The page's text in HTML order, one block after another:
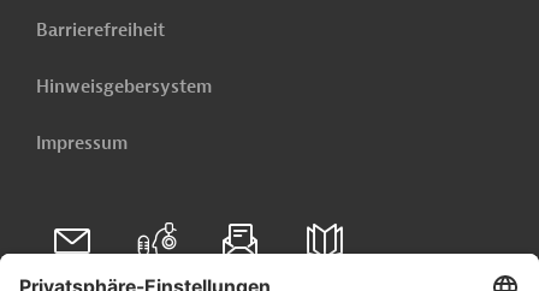
Barrierefreiheit
Hinweisgebersystem
Impressum